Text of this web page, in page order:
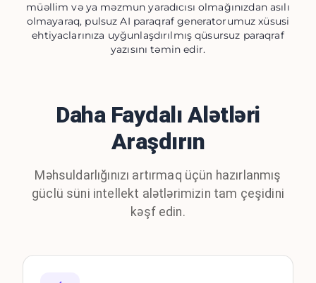
müəllim və ya məzmun yaradıcısı olmağınızdan asılı
olmayaraq, pulsuz AI paraqraf generatorumuz xüsusi
ehtiyaclarınıza uyğunlaşdırılmış qüsursuz paraqraf
yazısını təmin edir.
Daha Faydalı Alətləri
Araşdırın
Məhsuldarlığınızı artırmaq üçün hazırlanmış
güclü süni intellekt alətlərimizin tam çeşidini
kəşf edin.